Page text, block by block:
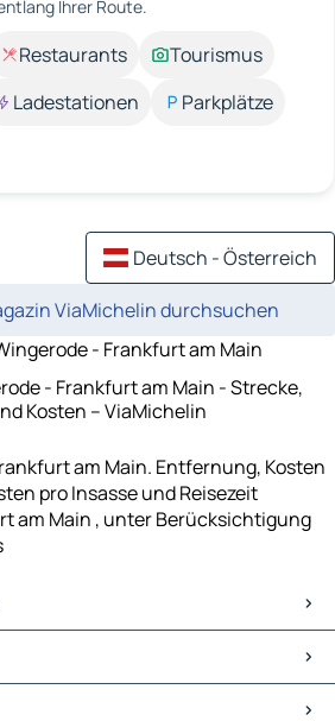
Ihrer Route.
Restaurants
Tourismus
Ladestationen
Parkplätze
Deutsch - Österreich
ViaMichelin durchsuchen
- Frankfurt am Main
- Frankfurt am Main - Strecke,
Kosten – ViaMichelin
am Main. Entfernung, Kosten
pro Insasse und Reisezeit
am Main , unter Berücksichtigung
Stadtplan
am Main - Köln